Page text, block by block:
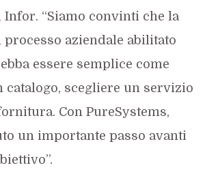
Infor. “Siamo convinti che la
aziendale abilitato
essere semplice come
catalogo, scegliere un servizio
Con PureSystems,
un importante passo avanti